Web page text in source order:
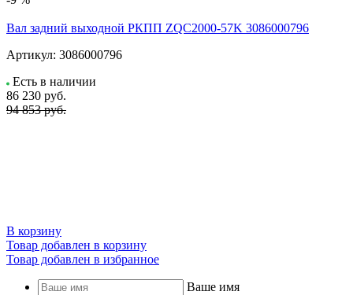
Вал задний выходной РКПП ZQC2000-57K 3086000796
Артикул: 3086000796
Есть в наличии
86 230 руб.
94 853 руб.
В корзину
Товар добавлен в корзину
Товар добавлен в избранное
Ваше имя